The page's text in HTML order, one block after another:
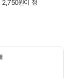
2,750원이 청